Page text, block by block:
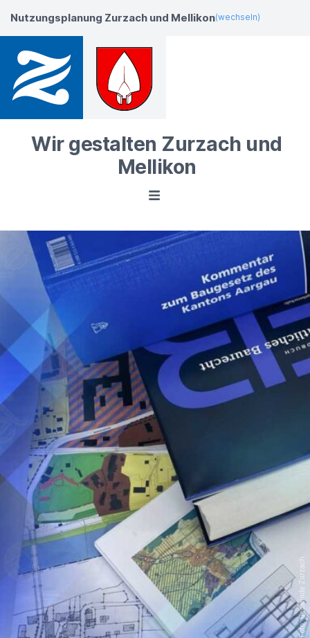
Nutzungsplanung Zurzach und Mellikon(wechseln)
Wir gestalten Zurzach und
Mellikon
Foto: Gemeinde Zurzach